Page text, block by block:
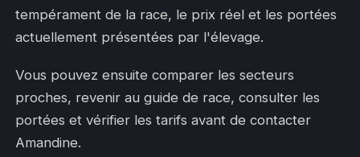
tempérament de la race, le prix réel et les portées
actuellement présentées par l'élevage.
Vous pouvez ensuite comparer les secteurs
proches, revenir au guide de race, consulter les
portées et vérifier les tarifs avant de contacter
Amandine.